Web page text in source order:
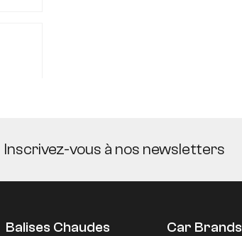
Inscrivez-vous à nos newsletters
Balises Chaudes Car Brands